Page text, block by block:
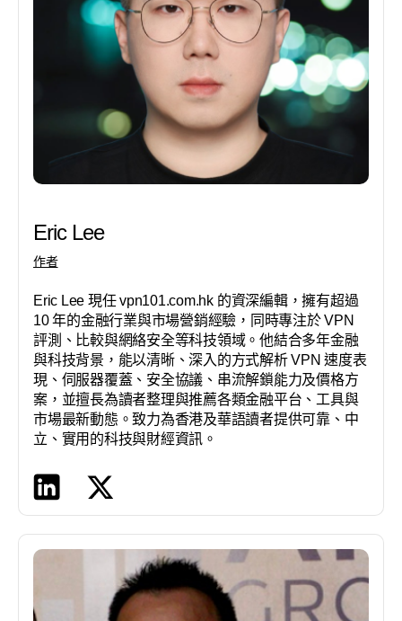
Eric Lee
作者
Eric Lee 現任 vpn101.com.hk 的資深編輯，擁有超過
10 年的金融行業與市場營銷經驗，同時專注於 VPN
評測、比較與網絡安全等科技領域。他結合多年金融
與科技背景，能以清晰、深入的方式解析 VPN 速度表
現、伺服器覆蓋、安全協議、串流解鎖能力及價格方
案，並擅長為讀者整理與推薦各類金融平台、工具與
市場最新動態。致力為香港及華語讀者提供可靠、中
立、實用的科技與財經資訊。